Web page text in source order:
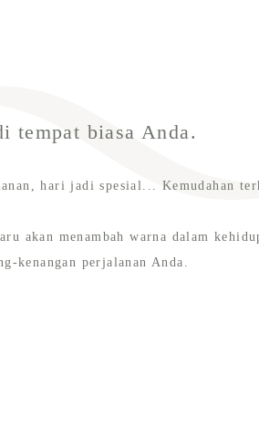
tempat biasa Anda.
hari jadi spesial... Kemudahan
akan menambah warna dalam
kenangan perjalanan Anda.